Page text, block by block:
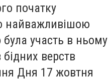
початку
найважливішою
участь в ньому
верств
Дня 17 жовтня